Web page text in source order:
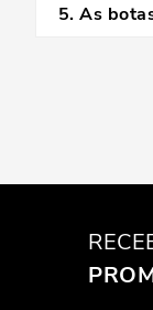
5.As